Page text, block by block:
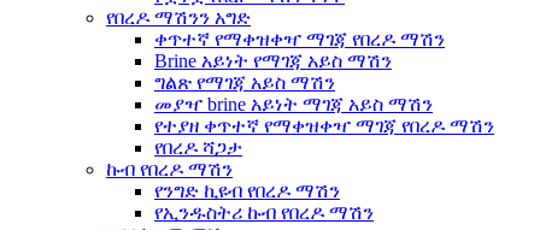
የበረዶ ማሽንን አግድ
ቀጥተኛ የማቀዝቀዣ ማገጃ የበረዶ ማሽን
Brine አይነት የማገጃ አይስ ማሽን
ግልጽ የማገጃ አይስ ማሽን
መያዣ brine አይነት ማገጃ አይስ ማሽን
የተያዘ ቀጥተኛ የማቀዝቀዣ ማገጃ የበረዶ ማሽን
የበረዶ ሻጋታ
ኩብ የበረዶ ማሽን
የንግድ ኪዩብ የበረዶ ማሽን
የኢንዱስትሪ ኩብ የበረዶ ማሽን